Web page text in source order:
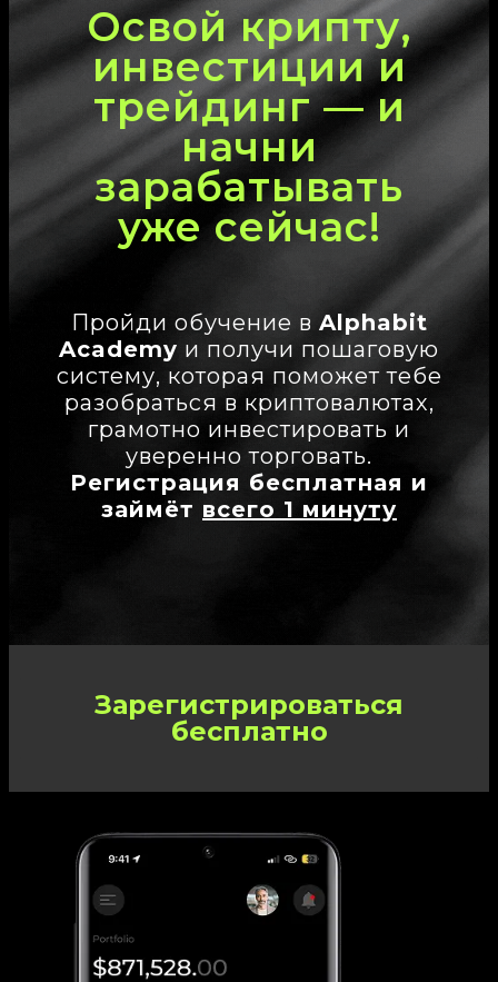
Освой крипту,
инвестиции и
трейдинг — и
начни
зарабатывать
уже сейчас!
Пройди обучение в Alphabit
Academy и получи пошаговую
систему, которая поможет тебе
разобраться в криптовалютах,
грамотно инвестировать и
уверенно торговать.
Регистрация бесплатная и
займёт всего 1 минуту
Зарегистрироваться
бесплатно